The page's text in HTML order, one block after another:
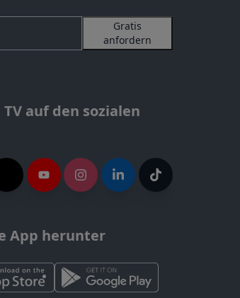
Gratis
anfordern
TV auf den sozialen
App herunter